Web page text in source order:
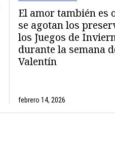
El amor también es
se agotan los
los Juegos de
durante la semana
Valentín
febrero 14, 2026